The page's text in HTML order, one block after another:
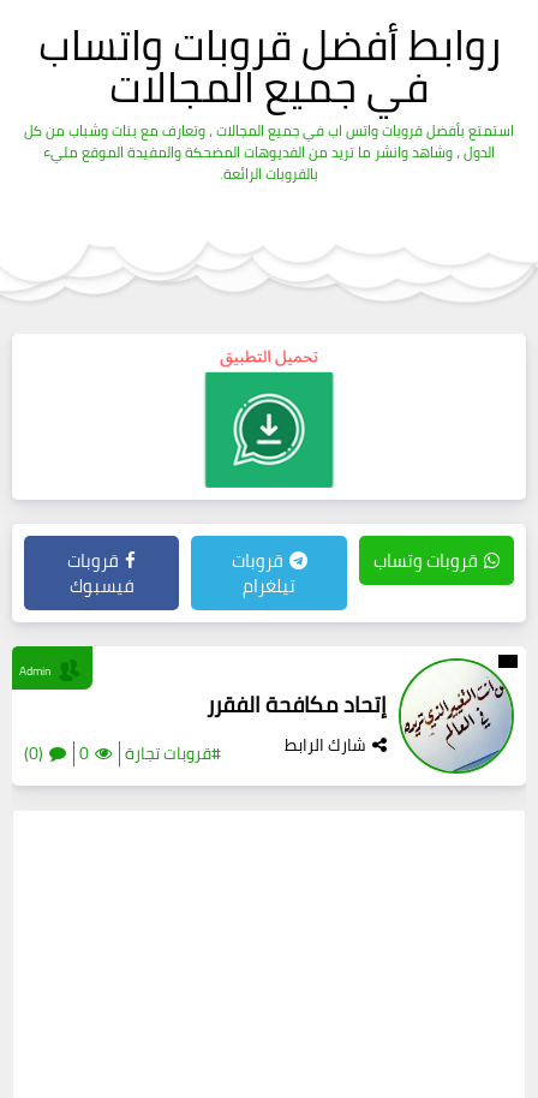
روابط أفضل قروبات واتساب
في جميع المجالات
استمتع بأفضل قروبات واتس اب في جميع المجالات ، وتعارف مع بنات وشباب من كل
الدول ، وشاهد وانشر ما تريد من الفديوهات المضحكة والمفيدة الموقع مليء
بالقروبات الرائعة.
قروبات وتساب قروبات
تيلغرام
قروبات
فيسبوك
إتحاد مكافحة الفقرر
شارك الرابط #قروبات تجارة 0
(0)
Admin